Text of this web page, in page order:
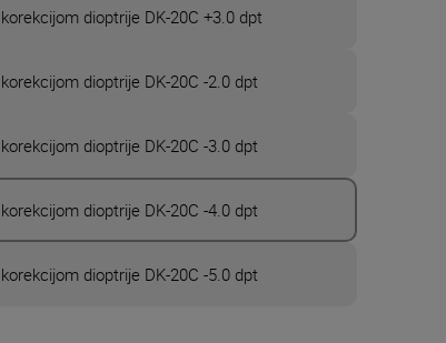
dioptrije DK-20C +3.0 dpt
dioptrije DK-20C -2.0 dpt
dioptrije DK-20C -3.0 dpt
dioptrije DK-20C -4.0 dpt
dioptrije DK-20C -5.0 dpt